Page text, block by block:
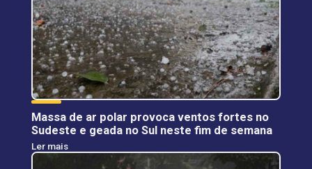
Massa de ar polar provoca ventos fortes no
Sudeste e geada no Sul neste fim de semana
Ler mais